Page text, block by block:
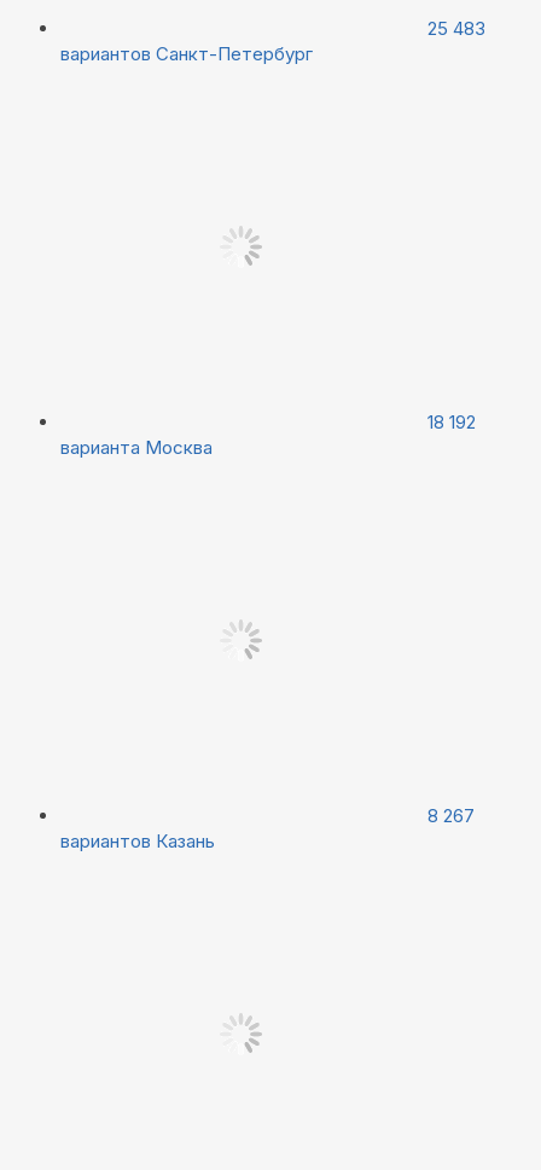
25 483
вариантов Санкт-Петербург
18 192
варианта Москва
8 267
вариантов Казань